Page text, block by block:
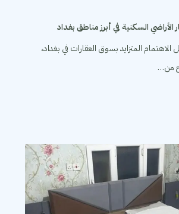
الأراضي السكنية في أبرز مناطق بغداد
الاهتمام المتزايد بسوق العقارات في بغداد،
من…